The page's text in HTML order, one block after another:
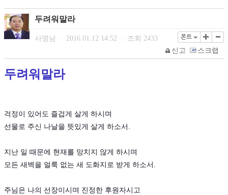
두려워말라
사명님 2016.01.12 14:52 조회 2433 폰트
신고 스크랩
두려워말라
걱정이 있어도 즐겁게 살게 하시며
선물로 주신 나날을 뜻있게 살게 하소서.
지난 일 때문에 현재를 망치지 않게 하시며
모든 새벽을 얼룩 없는 새 도화지로 받게 하소서.
주님은 나의 선장이시며 진정한 후원자시고